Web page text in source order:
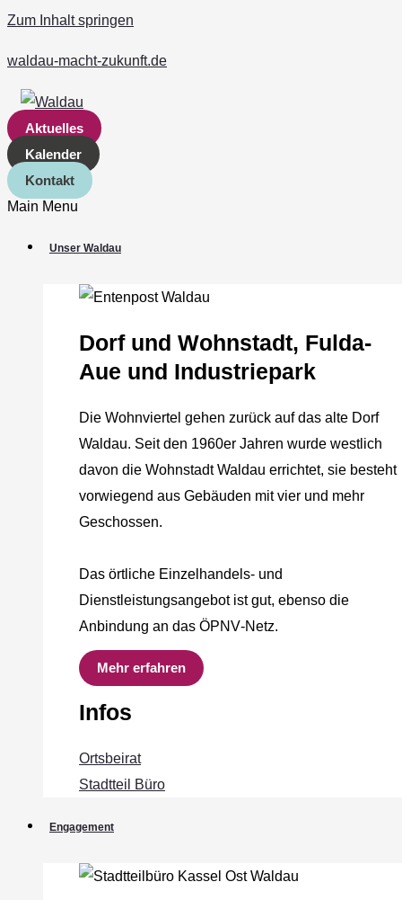
Zum Inhalt springen
waldau-macht-zukunft.de
Aktuelles
Kalender
Kontakt
Main Menu
Unser Waldau
Dorf und Wohnstadt, Fulda‐
Aue und Industriepark
Die Wohnviertel gehen zurück auf das alte Dorf
Waldau. Seit den 1960er Jahren wurde westlich
davon die Wohnstadt Waldau errichtet, sie besteht
vorwiegend aus Gebäuden mit vier und mehr
Geschossen.
Das örtliche Einzelhandels‐ und
Dienstleistungsangebot ist gut, ebenso die
Anbindung an das ÖPNV‐Netz.
Mehr erfahren
Infos
Ortsbeirat
Stadtteil Büro
Engagement